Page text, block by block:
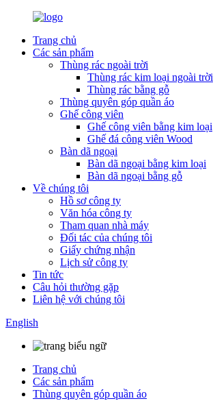
Trang chủ
Các sản phẩm
Thùng rác ngoài trời
Thùng rác kim loại ngoài trời
Thùng rác bằng gỗ
Thùng quyên góp quần áo
Ghế công viên
Ghế công viên bằng kim loại
Ghế đá công viên Wood
Bàn dã ngoại
Bàn dã ngoại bằng kim loại
Bàn dã ngoại bằng gỗ
Về chúng tôi
Hồ sơ công ty
Văn hóa công ty
Tham quan nhà máy
Đối tác của chúng tôi
Giấy chứng nhận
Lịch sử công ty
Tin tức
Câu hỏi thường gặp
Liên hệ với chúng tôi
English
Trang chủ
Các sản phẩm
Thùng quyên góp quần áo